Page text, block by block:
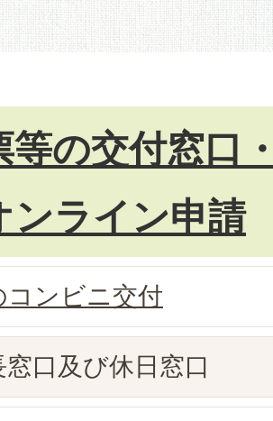
等の交付窓口
ンライン申請
コンビニ交付
口及び休日窓口